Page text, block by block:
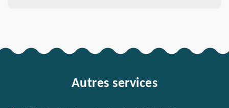
Autres services